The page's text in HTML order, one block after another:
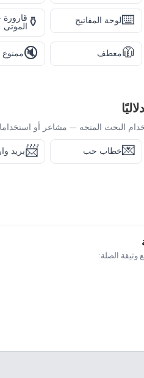
⌨️لوحة المفاتيح ⚱️ الموتى
🧥معطف 🔇ممنوع
البحث المتجه — مشاعر أو
💌خطاب حب 📨بريد
الصلة: